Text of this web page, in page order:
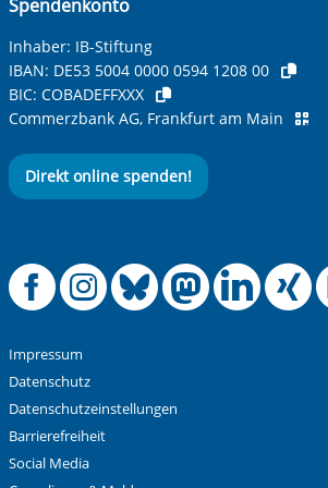
Betreff ihrer Anfrage
Ihre Nachricht*
Anti-Roboter-Verifizierung
Alle Informationen zum Schutz der
Spendenkonto
Inhaber: IB-Stiftung
IBAN: DE53 5004 0000 0594 1208 00
BIC: COBADEFFXXX
Commerzbank AG, Frankfurt am Main
Direkt online spenden!
Offizielle
Offizielle
Impressum
Datenschutz
Datenschutzeinstellungen
Barrierefreiheit
Social Media